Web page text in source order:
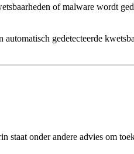
of malware wordt
gedetecteerde
staat onder andere advies om